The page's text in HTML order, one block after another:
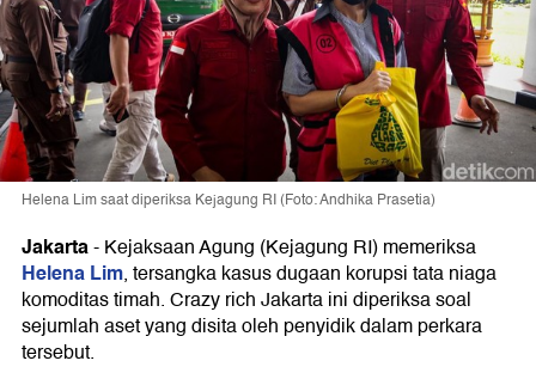
Helena Lim saat diperiksa Kejagung RI (Foto: Andhika Prasetia)
Jakarta-Kejaksaan Agung (Kejagung RI) memeriksa
Helena Lim, tersangka kasus dugaan korupsi tata niaga
komoditas timah. Crazy rich Jakarta ini diperiksa soal
sejumlah aset yang disita oleh penyidik dalam perkara
tersebut.